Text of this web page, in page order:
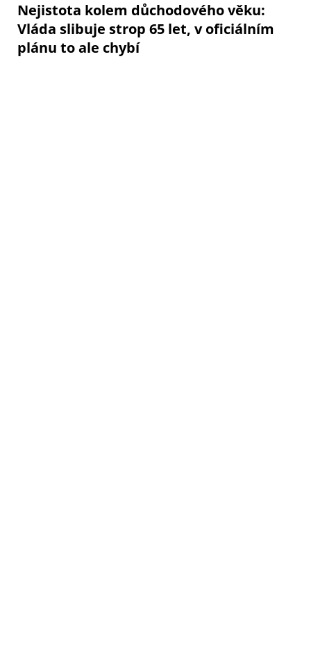
Nejistota kolem důchodového věku:
Vláda slibuje strop 65 let, v oficiálním
plánu to ale chybí